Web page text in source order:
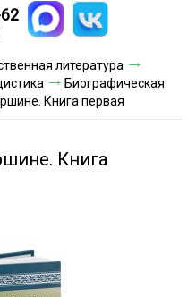
оплаты
литература
Биографическая
Книга первая
Книга